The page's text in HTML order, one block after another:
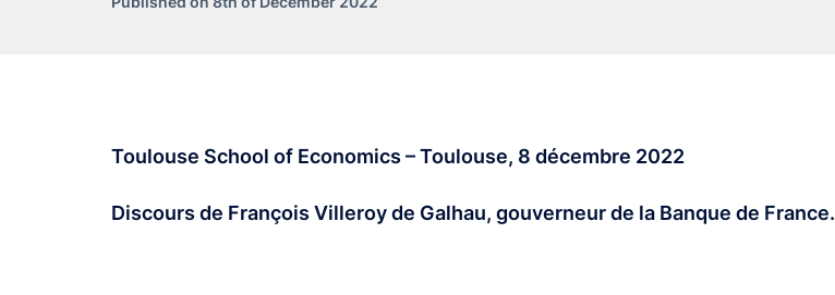
Toulouse School of Economics – Toulouse, 8 décembre 2022
Discours de François Villeroy de Galhau, gouverneur de la Banque de France.